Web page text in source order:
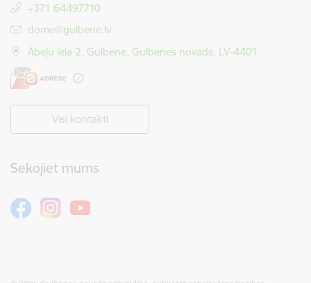
+371 64497710
E-pasts:
dome@gulbene.lv
Ābeļu iela 2, Gulbene, Gulbenes novads, LV-4401
Visi kontakti
Sekojiet mums